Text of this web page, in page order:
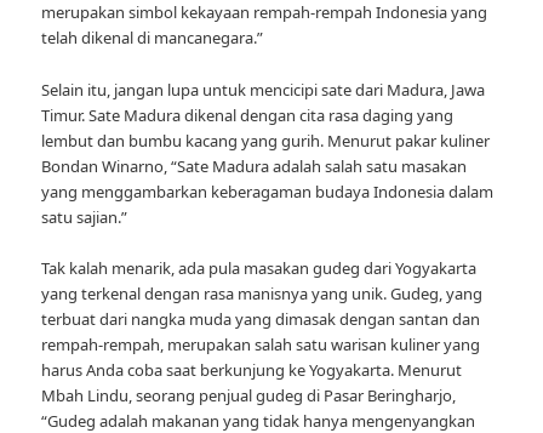
merupakan simbol kekayaan rempah-rempah Indonesia yang
telah dikenal di mancanegara.”
Selain itu, jangan lupa untuk mencicipi sate dari Madura, Jawa
Timur. Sate Madura dikenal dengan cita rasa daging yang
lembut dan bumbu kacang yang gurih. Menurut pakar kuliner
Bondan Winarno, “Sate Madura adalah salah satu masakan
yang menggambarkan keberagaman budaya Indonesia dalam
satu sajian.”
Tak kalah menarik, ada pula masakan gudeg dari Yogyakarta
yang terkenal dengan rasa manisnya yang unik. Gudeg, yang
terbuat dari nangka muda yang dimasak dengan santan dan
rempah-rempah, merupakan salah satu warisan kuliner yang
harus Anda coba saat berkunjung ke Yogyakarta. Menurut
Mbah Lindu, seorang penjual gudeg di Pasar Beringharjo,
“Gudeg adalah makanan yang tidak hanya mengenyangkan